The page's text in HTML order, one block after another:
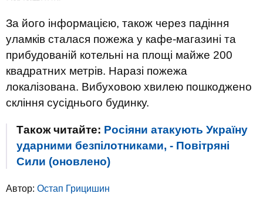
За його інформацією, також через падіння
уламків сталася пожежа у кафе-магазині та
прибудованій котельні на площі майже 200
квадратних метрів. Наразі пожежа
локалізована. Вибуховою хвилею пошкоджено
скління сусіднього будинку.
Також читайте: Росіяни атакують Україну
ударними безпілотниками, - Повітряні
Сили (оновлено)
Автор: Остап Грицишин